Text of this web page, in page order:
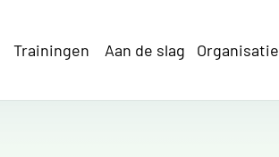
Trainingen Aan de slag Organisatie
Zoeken